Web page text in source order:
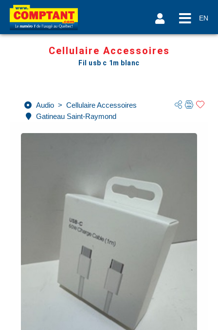
EN
Cellulaire Accessoires
Fil usb c 1m blanc
Audio > Cellulaire Accessoires
Gatineau Saint-Raymond